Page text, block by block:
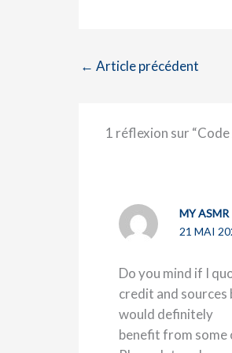
← Article précédent
1 réflexion sur
MY ASMR
21 MAI
Do you mind if I
credit and sources
would definitely
benefit from some